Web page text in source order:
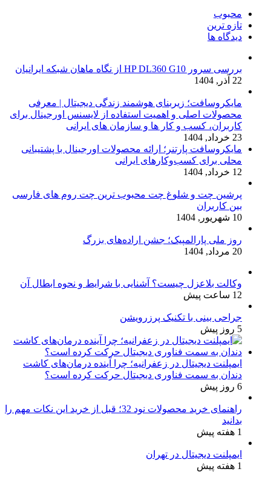
محبوب
تازه ترین
دیدگاه ها
بررسی سرور HP DL360 G10 از نگاه ماهان شبکه ایرانیان
22 آذر, 1404
مایکروسافت؛ زیربنای هوشمند زندگی دیجیتال | معرفی
محصولات اصلی و اهمیت استفاده از لایسنس اورجینال برای
کاربران، کسب و کار ها و سازمان های ایرانی
23 خرداد, 1404
مایکروسافت پارتنر؛ ارائه محصولات اورجینال با پشتیبانی
محلی برای کسب‌وکارهای ایرانی
12 خرداد, 1404
پرشین چت و شلوغ چت محبوب ترین چت روم های فارسی
بین کاربران
10 شهریور, 1404
روز ملی پارالمپیک؛ جشن اراده‌های بزرگ
20 مرداد, 1404
وکالت بلاعزل چیست؟ آشنایی با شرایط و نحوه ابطال آن
12 ساعت پیش
جراحی بینی با تکنیک پرزرویشن
5 روز پیش
ایمپلنت دیجیتال در زعفرانیه؛ چرا آینده درمان‌های کاشت
دندان به سمت فناوری دیجیتال حرکت کرده است؟
6 روز پیش
راهنمای خرید محصولات نود 32؛ قبل از خرید این نکات مهم را
بدانید
1 هفته پیش
ایمپلنت دیجیتال در تهران
1 هفته پیش